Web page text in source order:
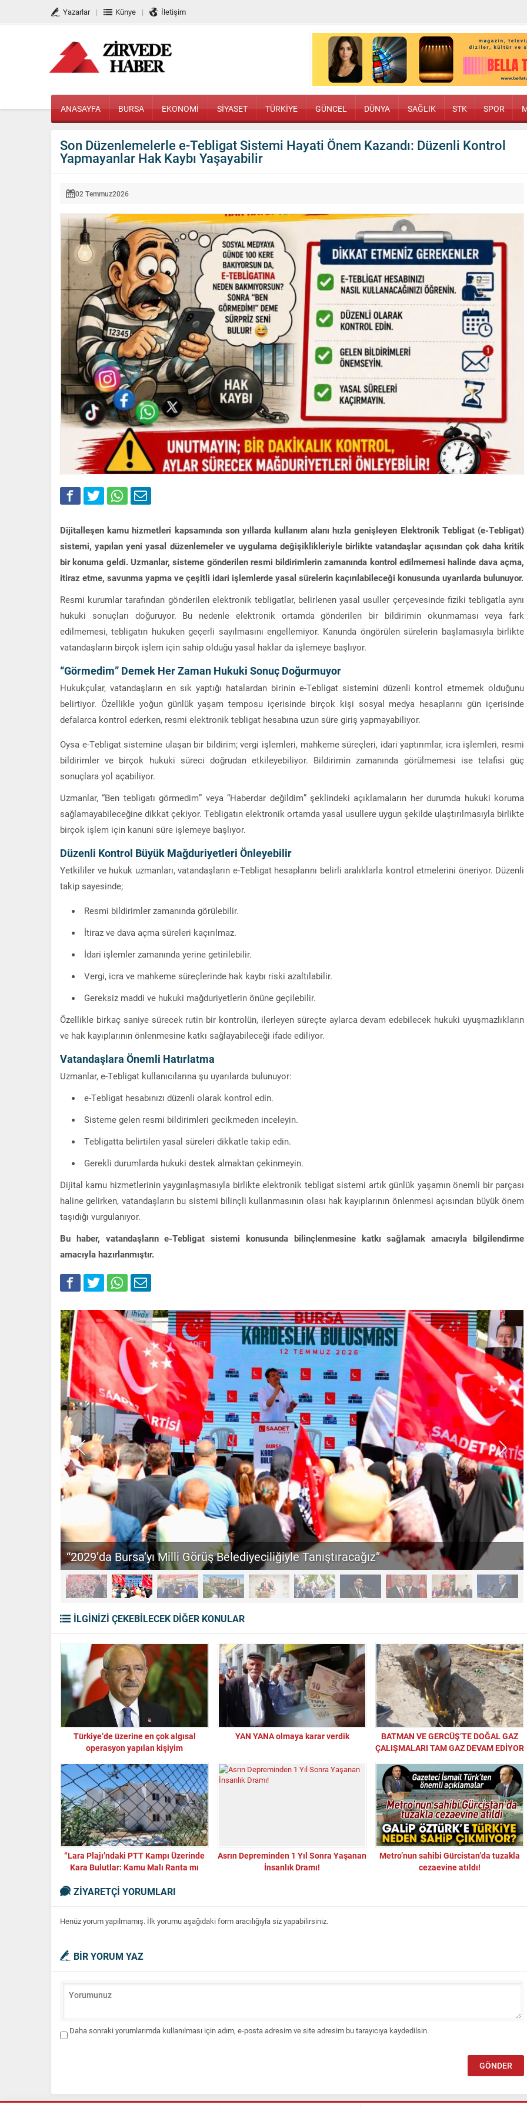
Yazarlar Künye İletişim
ANASAYFA BURSA EKONOMİ SİYASET TÜRKİYE GÜNCEL DÜNYA SAĞLIK STK SPOR
Son Düzenlemelerle e-Tebligat Sistemi Hayati Önem Kazandı: Düzenli Kontrol
Yapmayanlar Hak Kaybı Yaşayabilir
02 Temmuz2026
Dijitalleşen kamu hizmetleri kapsamında son yıllarda kullanım alanı hızla genişleyen Elektronik Tebligat (e-Tebligat)
sistemi, yapılan yeni yasal düzenlemeler ve uygulama değişiklikleriyle birlikte vatandaşlar açısından çok daha kritik
bir konuma geldi. Uzmanlar, sisteme gönderilen resmi bildirimlerin zamanında kontrol edilmemesi halinde dava açma,
itiraz etme, savunma yapma ve çeşitli idari işlemlerde yasal sürelerin kaçırılabileceği konusunda uyarılarda bulunuyor.
Resmi kurumlar tarafından gönderilen elektronik tebligatlar, belirlenen yasal usuller çerçevesinde fiziki tebligatla aynı
hukuki sonuçları doğuruyor. Bu nedenle elektronik ortamda gönderilen bir bildirimin okunmaması veya fark
edilmemesi, tebligatın hukuken geçerli sayılmasını engellemiyor. Kanunda öngörülen sürelerin başlamasıyla birlikte
vatandaşların birçok işlem için sahip olduğu yasal haklar da işlemeye başlıyor.
“Görmedim” Demek Her Zaman Hukuki Sonuç Doğurmuyor
Hukukçular, vatandaşların en sık yaptığı hatalardan birinin e-Tebligat sistemini düzenli kontrol etmemek olduğunu
belirtiyor. Özellikle yoğun günlük yaşam temposu içerisinde birçok kişi sosyal medya hesaplarını gün içerisinde
defalarca kontrol ederken, resmi elektronik tebligat hesabına uzun süre giriş yapmayabiliyor.
Oysa e-Tebligat sistemine ulaşan bir bildirim; vergi işlemleri, mahkeme süreçleri, idari yaptırımlar, icra işlemleri, resmi
bildirimler ve birçok hukuki süreci doğrudan etkileyebiliyor. Bildirimin zamanında görülmemesi ise telafisi güç
sonuçlara yol açabiliyor.
Uzmanlar, “Ben tebligatı görmedim” veya “Haberdar değildim” şeklindeki açıklamaların her durumda hukuki koruma
sağlamayabileceğine dikkat çekiyor. Tebligatın elektronik ortamda yasal usullere uygun şekilde ulaştırılmasıyla birlikte
birçok işlem için kanuni süre işlemeye başlıyor.
Düzenli Kontrol Büyük Mağduriyetleri Önleyebilir
Yetkililer ve hukuk uzmanları, vatandaşların e-Tebligat hesaplarını belirli aralıklarla kontrol etmelerini öneriyor. Düzenli
takip sayesinde;
Resmi bildirimler zamanında görülebilir.
İtiraz ve dava açma süreleri kaçırılmaz.
İdari işlemler zamanında yerine getirilebilir.
Vergi, icra ve mahkeme süreçlerinde hak kaybı riski azaltılabilir.
Gereksiz maddi ve hukuki mağduriyetlerin önüne geçilebilir.
Özellikle birkaç saniye sürecek rutin bir kontrolün, ilerleyen süreçte aylarca devam edebilecek hukuki uyuşmazlıkların
ve hak kayıplarının önlenmesine katkı sağlayabileceği ifade ediliyor.
Vatandaşlara Önemli Hatırlatma
Uzmanlar, e-Tebligat kullanıcılarına şu uyarılarda bulunuyor:
e-Tebligat hesabınızı düzenli olarak kontrol edin.
Sisteme gelen resmi bildirimleri gecikmeden inceleyin.
Tebligatta belirtilen yasal süreleri dikkatle takip edin.
Gerekli durumlarda hukuki destek almaktan çekinmeyin.
Dijital kamu hizmetlerinin yaygınlaşmasıyla birlikte elektronik tebligat sistemi artık günlük yaşamın önemli bir parçası
haline gelirken, vatandaşların bu sistemi bilinçli kullanmasının olası hak kayıplarının önlenmesi açısından büyük önem
taşıdığı vurgulanıyor.
Bu haber, vatandaşların e-Tebligat sistemi konusunda bilinçlenmesine katkı sağlamak amacıyla bilgilendirme
amacıyla hazırlanmıştır.
“2029’da Bursa’yı Milli Görüş Belediyeciliğiyle Tanıştıracağız”
İLGİNİZİ ÇEKEBİLECEK DİĞER KONULAR
Türkiye’de üzerine en çok algısal
operasyon yapılan kişiyim
YAN YANA olmaya karar verdik
BATMAN VE GERCÜŞ’TE DOĞAL GAZ
ÇALIŞMALARI TAM GAZ DEVAM EDİYOR
“Lara Plajı’ndaki PTT Kampı Üzerinde
Kara Bulutlar: Kamu Malı Ranta mı
Asrın Depreminden 1 Yıl Sonra Yaşanan
İnsanlık Dramı!
Metro’nun sahibi Gürcistan’da tuzakla
cezaevine atıldı!
ZİYARETÇİ YORUMLARI
Henüz yorum yapılmamış. İlk yorumu aşağıdaki form aracılığıyla siz yapabilirsiniz.
BİR YORUM YAZ
Daha sonraki yorumlarımda kullanılması için adım, e-posta adresim ve site adresim bu tarayıcıya kaydedilsin.
“Sandık Emaneti Kişisel İkbal İçin Kullanılamaz”